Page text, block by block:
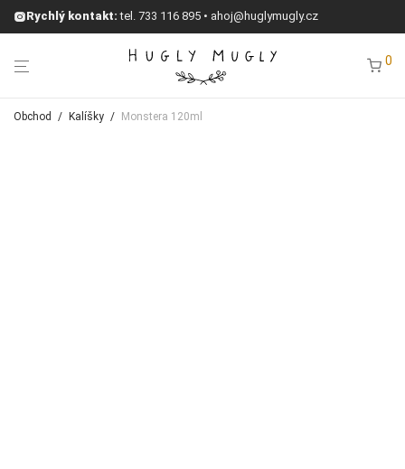
Rychlý kontakt: tel. 733 116 895 • ahoj@huglymugly.cz
0
Obchod / Kalíšky / Monstera 120ml